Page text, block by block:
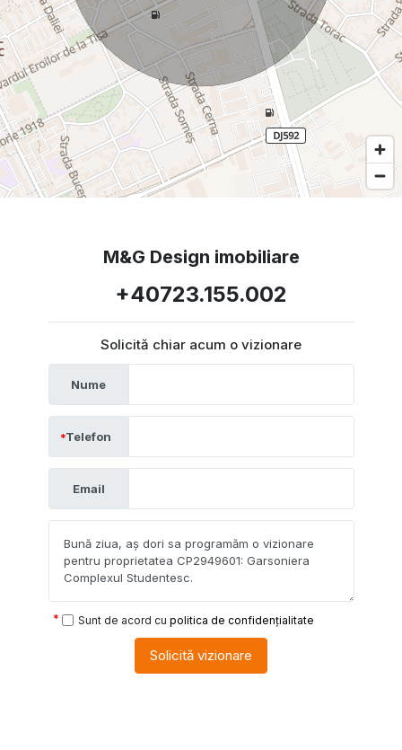
M&G Design imobiliare
+40723.155.002
Solicită chiar acum o vizionare
Nume
Telefon
Email
Sunt de acord cu politica de confidențialitate
Solicită vizionare